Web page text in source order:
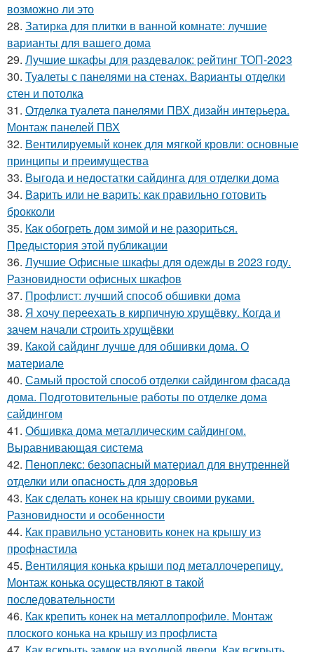
возможно ли это
28. Затирка для плитки в ванной комнате: лучшие
варианты для вашего дома
29. Лучшие шкафы для раздевалок: рейтинг ТОП-2023
30. Туалеты с панелями на стенах. Варианты отделки
стен и потолка
31. Отделка туалета панелями ПВХ дизайн интерьера.
Монтаж панелей ПВХ
32. Вентилируемый конек для мягкой кровли: основные
принципы и преимущества
33. Выгода и недостатки сайдинга для отделки дома
34. Варить или не варить: как правильно готовить
брокколи
35. Как обогреть дом зимой и не разориться.
Предыстория этой публикации
36. Лучшие Офисные шкафы для одежды в 2023 году.
Разновидности офисных шкафов
37. Профлист: лучший способ обшивки дома
38. Я хочу переехать в кирпичную хрущёвку. Когда и
зачем начали строить хрущёвки
39. Какой сайдинг лучше для обшивки дома. О
материале
40. Самый простой способ отделки сайдингом фасада
дома. Подготовительные работы по отделке дома
сайдингом
41. Обшивка дома металлическим сайдингом.
Выравнивающая система
42. Пеноплекс: безопасный материал для внутренней
отделки или опасность для здоровья
43. Как сделать конек на крышу своими руками.
Разновидности и особенности
44. Как правильно установить конек на крышу из
профнастила
45. Вентиляция конька крыши под металлочерепицу.
Монтаж конька осуществляют в такой
последовательности
46. Как крепить конек на металлопрофиле. Монтаж
плоского конька на крышу из профлиста